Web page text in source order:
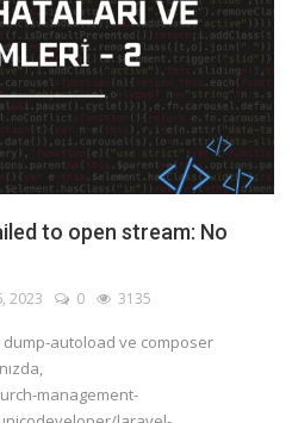
to open stream: No
2023 0 3135
autoload ve composer
management-